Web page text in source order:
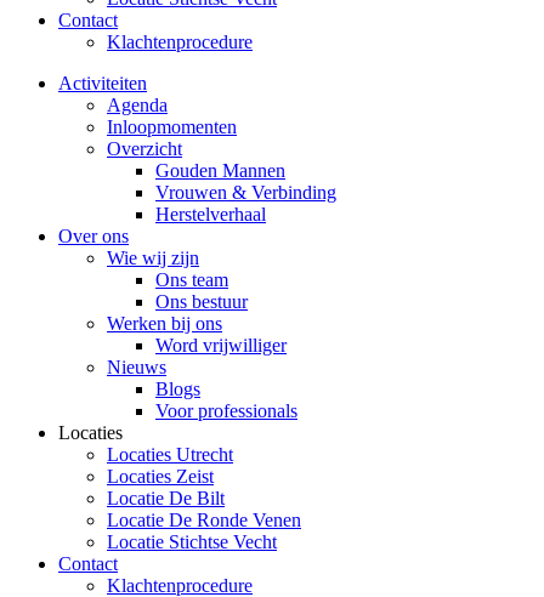
Contact
Klachtenprocedure
Activiteiten
Agenda
Inloopmomenten
Overzicht
Gouden Mannen
Vrouwen & Verbinding
Herstelverhaal
Over ons
Wie wij zijn
Ons team
Ons bestuur
Werken bij ons
Word vrijwilliger
Nieuws
Blogs
Voor professionals
Locaties
Locaties Utrecht
Locaties Zeist
Locatie De Bilt
Locatie De Ronde Venen
Locatie Stichtse Vecht
Contact
Klachtenprocedure